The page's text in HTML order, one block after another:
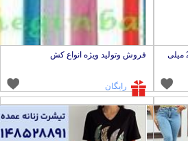
فروش وتولید ویژه انواع کش
رایگان